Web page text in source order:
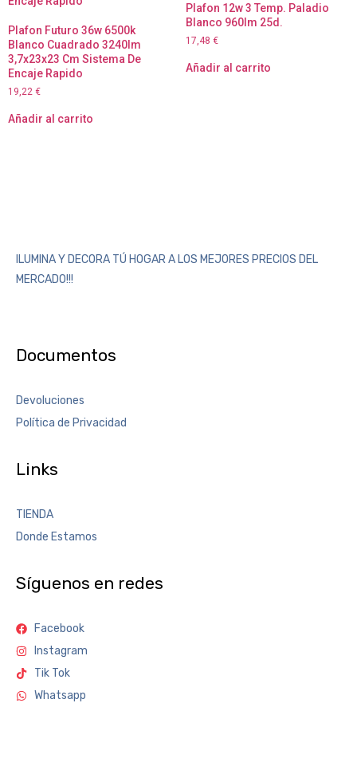
Plafon Futuro 36w 6500k
Blanco Cuadrado 3240lm
3,7x23x23 Cm Sistema De
Encaje Rapido
19,22 €
Añadir al carrito
Plafon 12w 3 Temp. Paladio
Blanco 960lm 25d.
17,48 €
Añadir al carrito
ILUMINA Y DECORA TÚ HOGAR A LOS MEJORES PRECIOS DEL
MERCADO!!!
Documentos
Devoluciones
Política de Privacidad
Links
TIENDA
Donde Estamos
Síguenos en redes
Facebook
Instagram
Tik Tok
Whatsapp